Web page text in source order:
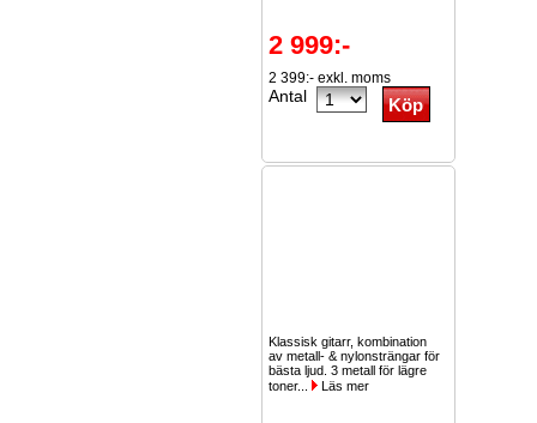
2 999:-
2 399:- exkl. moms
Antal
Klassisk gitarr, kombination
av metall- & nylonsträngar för
bästa ljud. 3 metall för lägre
toner...
Läs mer